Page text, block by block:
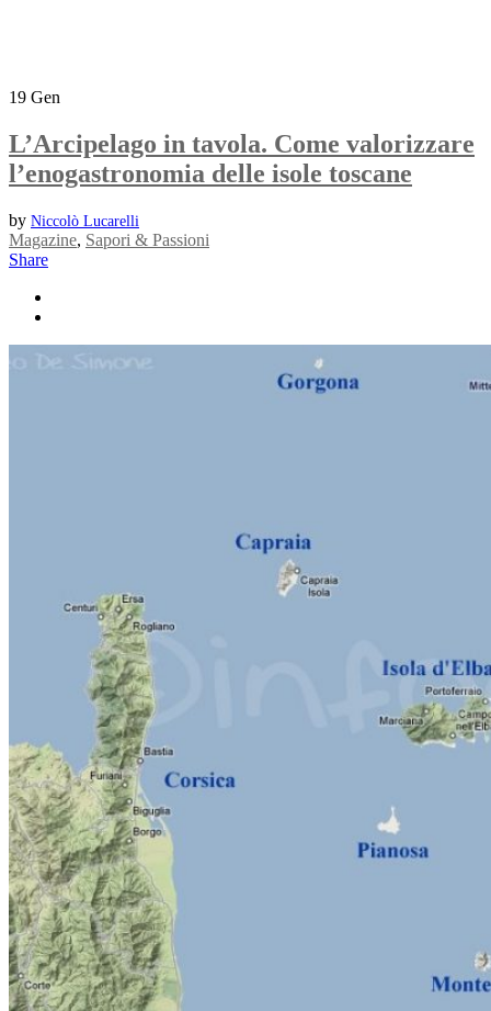
19 Gen
L’Arcipelago in tavola. Come valorizzare
l’enogastronomia delle isole toscane
by Niccolò Lucarelli
Magazine, Sapori & Passioni
Share